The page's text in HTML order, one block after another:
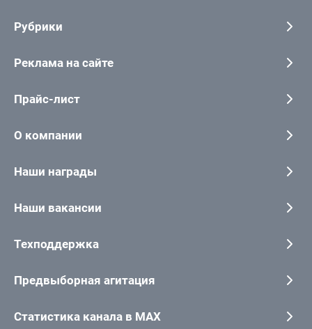
Рубрики
Реклама на сайте
Прайс-лист
О компании
Наши награды
Наши вакансии
Техподдержка
Предвыборная агитация
Статистика канала в MAX